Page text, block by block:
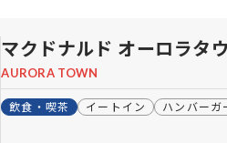
マクドナルド オーロラタ
AURORA TOWN
飲食・喫茶 イートイン ハンバーガ